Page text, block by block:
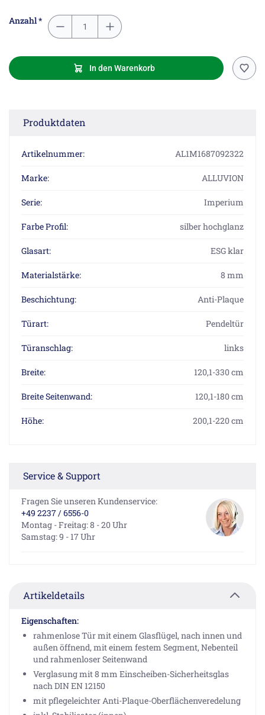
Anzahl *
In den Warenkorb
Produktdaten
Artikelnummer: AL1M1687092322
Marke: ALLUVION
Serie: Imperium
Farbe Profil: silber hochglanz
Glasart: ESG klar
Materialstärke: 8 mm
Beschichtung: Anti-Plaque
Türart: Pendeltür
Türanschlag: links
Breite: 120,1-330 cm
Breite Seitenwand: 120,1-180 cm
Höhe: 200,1-220 cm
Service & Support
Fragen Sie unseren Kundenservice:
+49 2237 / 6556-0
Montag - Freitag: 8 - 20 Uhr
Samstag: 9 - 17 Uhr
Artikeldetails
Eigenschaften:
rahmenlose Tür mit einem Glasflügel, nach innen und
außen öffnend, mit einem festem Segment, Nebenteil
und rahmenloser Seitenwand
Verglasung mit 8 mm Einscheiben-Sicherheitsglas
nach DIN EN 12150
mit pflegeleichter Anti-Plaque-Oberflächenveredelung